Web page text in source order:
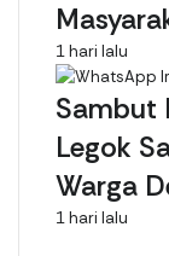
1 hari lalu
Sambut
Legok
Warga
1 hari lalu